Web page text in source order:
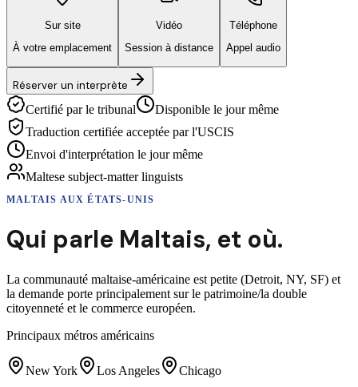
Sur site
À votre emplacement
Vidéo
Session à distance
Téléphone
Appel audio
Réserver un interprète
Certifié par le tribunal
Disponible le jour même
Traduction certifiée acceptée par l'USCIS
Envoi d'interprétation le jour même
Maltese subject-matter linguists
MALTAIS AUX ÉTATS-UNIS
Qui parle Maltais, et où.
La communauté maltaise-américaine est petite (Detroit, NY, SF) et
la demande porte principalement sur le patrimoine/la double
citoyenneté et le commerce européen.
Principaux métros américains
New York Los Angeles
Chicago